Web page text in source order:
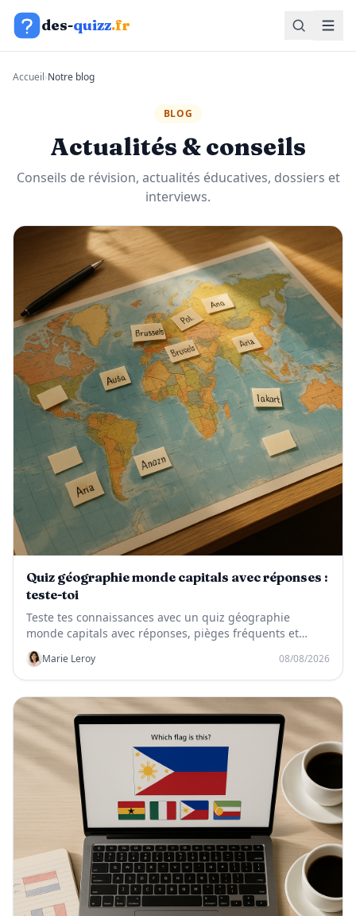
Aller au contenu
des-quizz.fr
Accueil›Notre blog
BLOG
Actualités & conseils
Conseils de révision, actualités éducatives, dossiers et
interviews.
Quiz géographie monde capitals avec réponses :
teste-toi
Teste tes connaissances avec un quiz géographie
monde capitals avec réponses, pièges fréquents et
corrigé pour progresser vite.
Marie Leroy 08/08/2026